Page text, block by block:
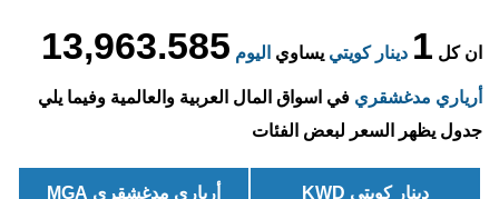
ان كل 1 دينار كويتي يساوي اليوم 13,963.585
أرياري مدغشقري في اسواق المال العربية والعالمية وفيما يلي
جدول يظهر السعر لبعض الفئات
دينار كويتي KWD أرياري مدغشقري MGA